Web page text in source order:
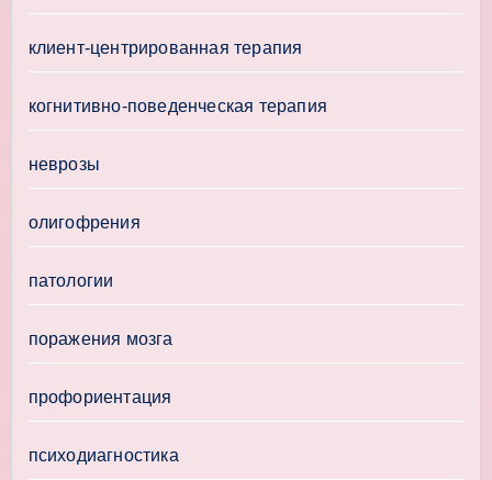
клиент-центрированная терапия
когнитивно-поведенческая терапия
неврозы
олигофрения
патологии
поражения мозга
профориентация
психодиагностика